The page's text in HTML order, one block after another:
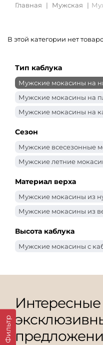
Главная Мужская
Фильтр
В этой категории нет
Тип каблука
Мужские мокасины на
Мужские мокасины на
Мужские мокасины на
Сезон
Мужские всесезонные
Мужские летние
Материал верха
Мужские мокасины из
Мужские мокасины из
Высота каблука
Мужские мокасины с
Интересные